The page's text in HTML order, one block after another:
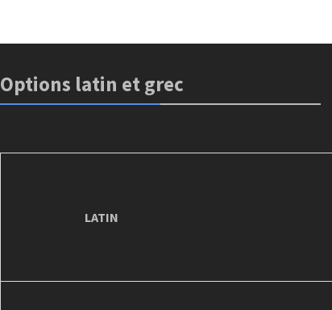
Options latin et grec
LATIN